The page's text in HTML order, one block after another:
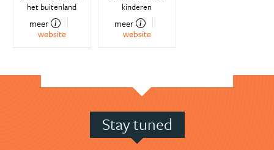
het buitenland
meer
website
kinderen
meer
website
Stay tuned